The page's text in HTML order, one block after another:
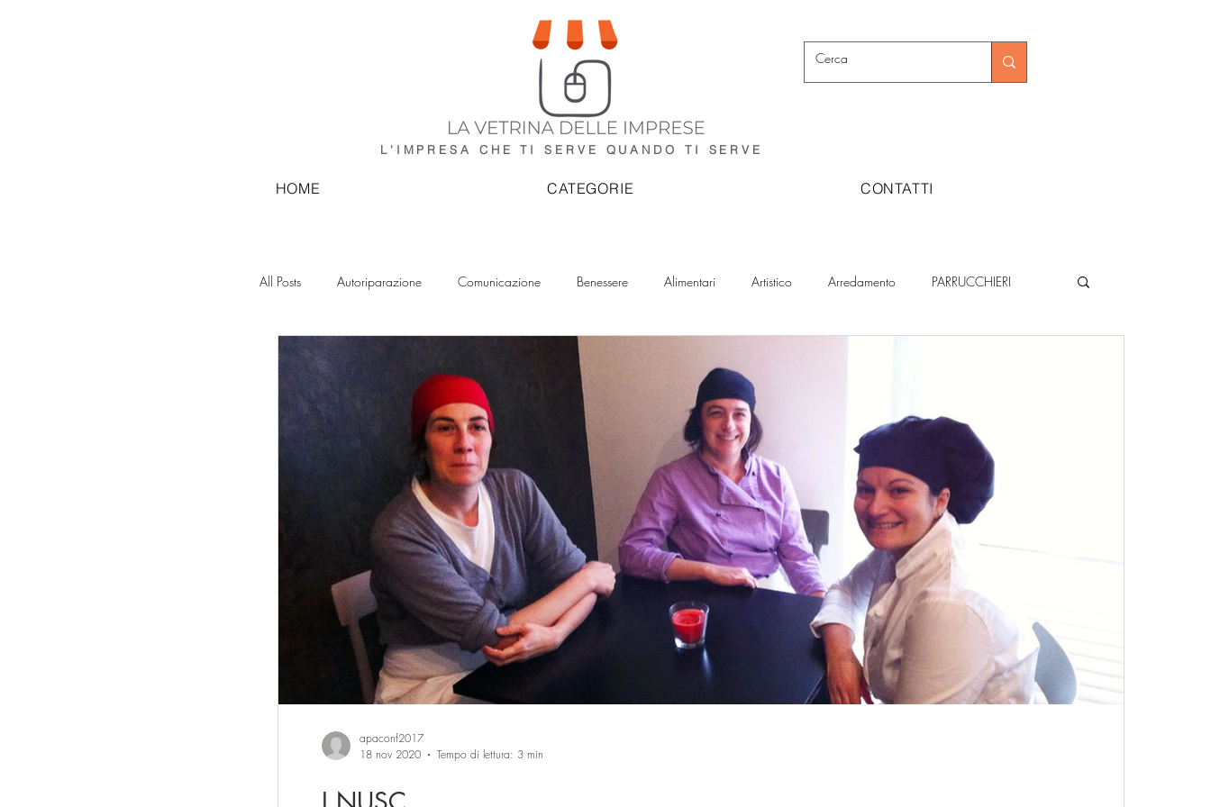
L'IMPRESA CHE TI SERVE QUANDO TI SERVE
HOME CATEGORIE CONTATTI
All Posts Autoriparazione Comunicazione Benessere Alimentari Artistico Arredamento PARRUCCHIERI
GRAFICA LEGATORIA
Sistema casa Trasporti Biciclette Orafi e orologiai Estetiste oggettistica Strumenti musicali
Artigianato Artistico Speciale Natale Materie Plastiche Sistemi industriali Sicurezza Lavoro
estetica Estetiste
apaconf2017
18 nov 2020
Tempo di lettura: 3 min